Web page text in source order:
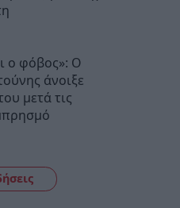
ο φόβος»: Ο
άνοιξε
μετά τις